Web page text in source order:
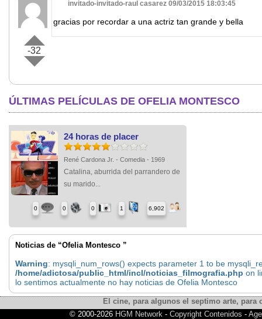
-32
invitado-invitado-raul casarez 09/03/2015 18:03:45
gracias por recordar a una actriz tan grande y bella
ÚLTIMAS PELÍCULAS DE OFELIA MONTESCO
24 horas de placer
René Cardona Jr. - Comedia - 1969
Catalina, aburrida del parrandero de
su marido...
0 0 0 1 6,902
Noticias de “Ofelia Montesco ”
Warning: mysqli_num_rows() expects parameter 1 to be
/home/adictosa/public_html/incl/noticias_filmografia.php on
lo sentimos actualmente no hay noticias de Ofelia Montesco
El cine, para algunos el septimo arte,
© 2000-2026 HGM Network- Copyright Contenidos -